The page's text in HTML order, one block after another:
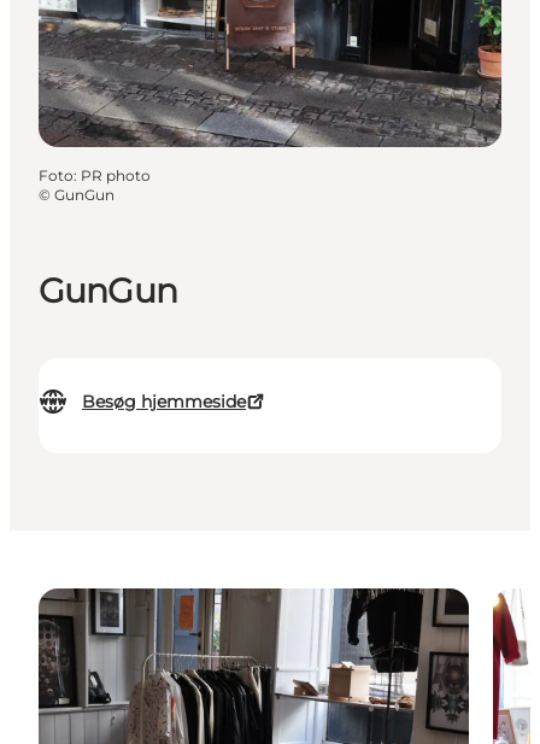
Planlæg din tur
CopenPay
Copenhagen Card
GunGun
Besøg hjemmeside
Foto: PR photo
© GunGun